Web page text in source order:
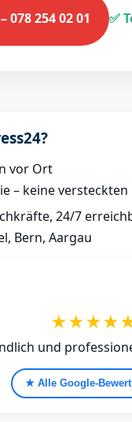
078 254 02 01 ✅
vor Ort
– keine versteckten
24/7
Bern, Aargau
und
★ Alle